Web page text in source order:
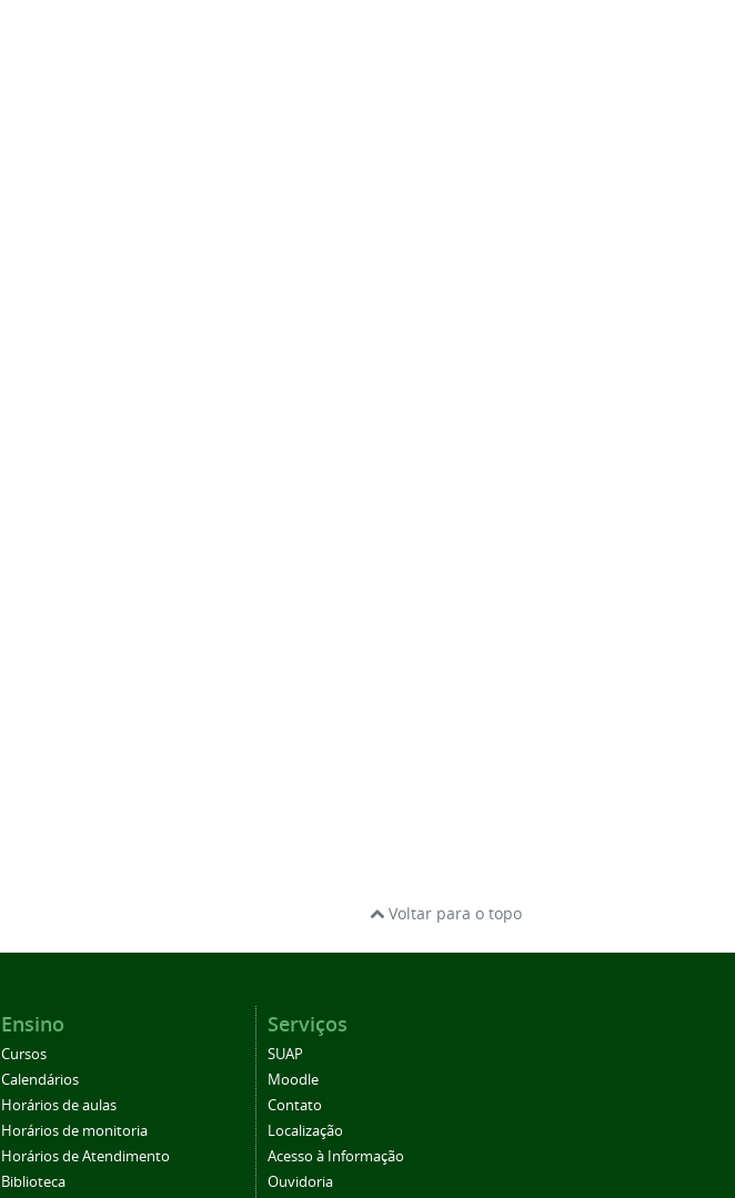
Voltar para o topo
Ensino
Cursos
Calendários
Horários de aulas
Horários de monitoria
Horários de Atendimento
Biblioteca
Serviços
SUAP
Moodle
Contato
Localização
Acesso à Informação
Ouvidoria